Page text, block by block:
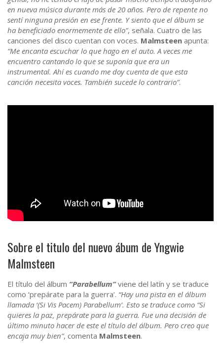
en nueva música durante más de 20 años. Pero de repente no
sentí ninguna presión en ese frente. Y siento que el álbum se
ha beneficiado enormemente de ello”, señala. Cuatro de las
canciones del disco cuentan con voces. Malmsteen apunta:
“Me encanta escuchar lo que hago en el auto. A veces me
encuentro cantando lo que se suponía que era un
instrumental. Ahí es cuando me doy cuenta de que esta
canción necesita voces. También sucede lo contrario”.
Sobre el titulo del nuevo ábum de Yngwie
Malmsteen
El título del álbum “Parabellum”viene del latín y se traduce
como ‘prepárate para la guerra’. “Hay una pista en el álbum
llamada ‘(Si Vis Pacem) Parabellum’. Esto se traduce como “Si
quieres la paz, prepárate para la guerra. Fue una decisión de
último minuto hacer de este el título del álbum. Pero creo que
encaja muy bien”, comenta Malmsteen.